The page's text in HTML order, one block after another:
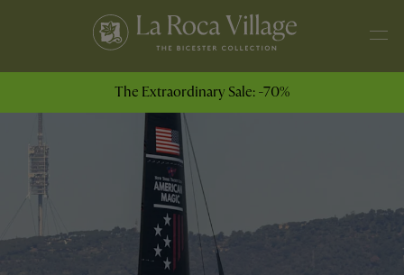
The Extraordinary Sale: -70%